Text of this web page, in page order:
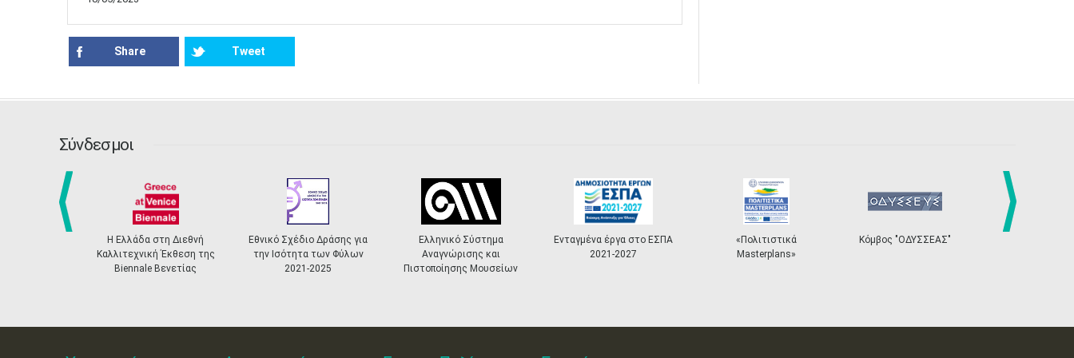
Share Tweet
Σύνδεσμοι
Η Ελλάδα στη Διεθνή
Καλλιτεχνική Έκθεση της
Biennale Βενετίας
Εθνικό Σχέδιο Δράσης για
την Ισότητα των Φύλων
Ελληνικό Σύστημα
Αναγνώρισης και
Πιστοποίησης Μουσείων
Ενταγμένα έργα στο ΕΣΠΑ
«Πολιτιστικά
Κόμβος "ΟΔΥΣΣΕΑΣ"